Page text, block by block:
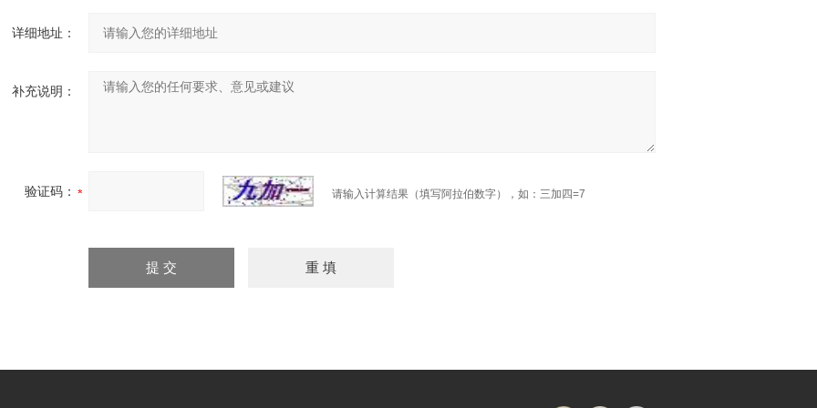
详细地址：
补充说明：
验证码： 请输入计算结果（填写阿拉伯数字），如：三加四=7